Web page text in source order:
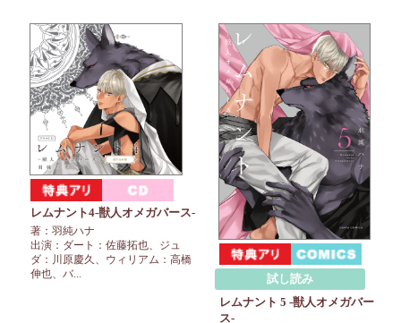
レムナント4-獣人オメガバース-
著：羽純ハナ
出演：ダート：佐藤拓也、ジュ
ダ：川原慶久、ウィリアム：高橋
伸也、バ...
試し読み
レムナント 5 -獣人オメガバー
ス-